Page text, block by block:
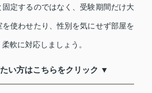
定するのではなく、受験期間だけ大
を使わせたり、性別を気にせず部屋を
軟に対応しましょう。
い方はこちらをクリック ▼